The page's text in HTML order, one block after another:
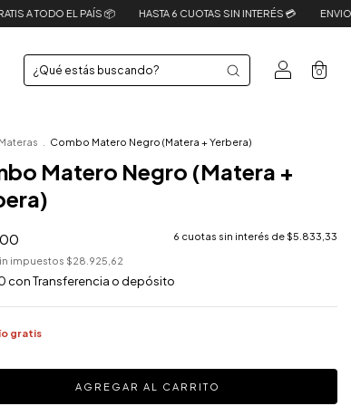
📦 HASTA 6 CUOTAS SIN INTERÉS 💳 ENVIOS GRATIS A
0
Materas Combo Matero Negro (Matera + Yerbera)
Matero Negro (Matera +
6 cuotas sin interés de $5.833,33
impuestos $28.925,62
conTransferencia o depósito
gratis